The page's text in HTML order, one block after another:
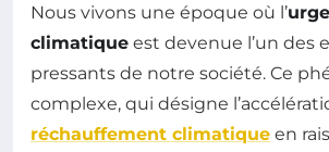
Nous vivons une époque où l’
climatique est devenue l’un des
pressants de notre société. Ce
complexe, qui désigne
réchauffement climatique en